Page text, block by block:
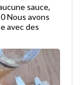
sauce,
Nous avons
avec des